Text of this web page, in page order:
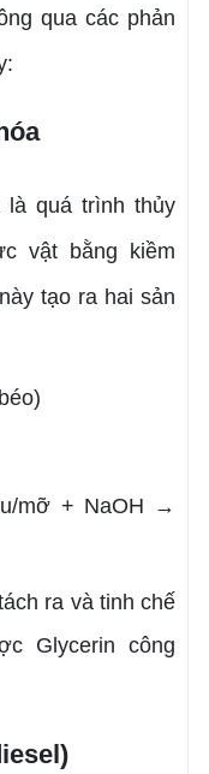
qua các phản
là quá trình thủy
vật bằng kiềm
tạo ra hai sản
mỡ + NaOH →
ra và tinh chế
Glycerin công